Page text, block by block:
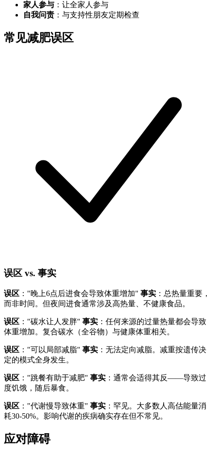
家人参与 ：让全家人参与
自我问责 ：与支持性朋友定期检查
常见减肥误区
误区 vs. 事实
误区 ："晚上6点后进食会导致体重增加" 事实 ：总热量重要，
而非时间。但夜间进食通常涉及高热量、不健康食品。
误区 ："碳水让人发胖" 事实 ：任何来源的过量热量都会导致
体重增加。复合碳水（全谷物）与健康体重相关。
误区 ："可以局部减脂" 事实 ：无法定向减脂。减重按遗传决
定的模式全身发生。
误区 ："跳餐有助于减肥" 事实 ：通常会适得其反——导致过
度饥饿，随后暴食。
误区 ："代谢慢导致体重" 事实 ：罕见。大多数人高估能量消
耗30-50%。影响代谢的疾病确实存在但不常见。
应对障碍